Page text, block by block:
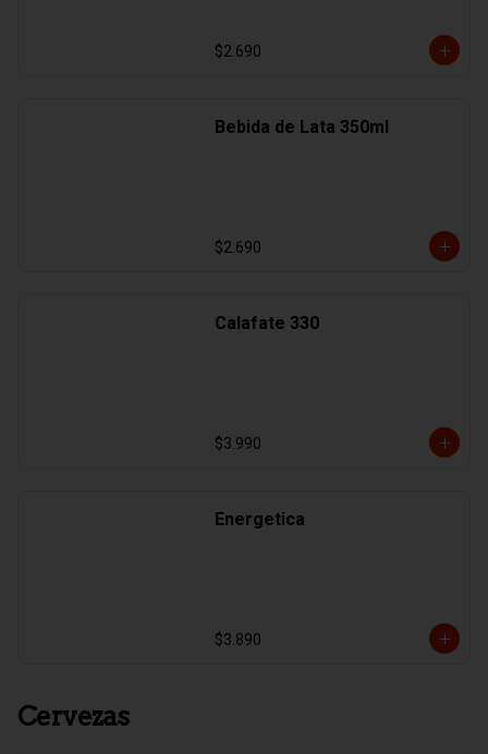
$2.690
Bebida de Lata 350ml
$2.690
Calafate 330
$3.990
Energetica
$3.890
Cervezas